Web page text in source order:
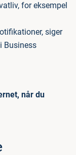
for eksempel
siger
Business
når du